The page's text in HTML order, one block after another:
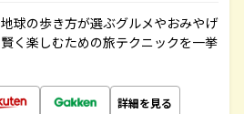
球の歩き方が選ぶグルメやおみやげ
く楽しむための旅テクニックを一挙
詳細を見る